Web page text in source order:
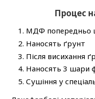
Процес
МДФ попередньо
Наносять ґрунт
Після висихання
Наносять 3 шари
Сушіння у